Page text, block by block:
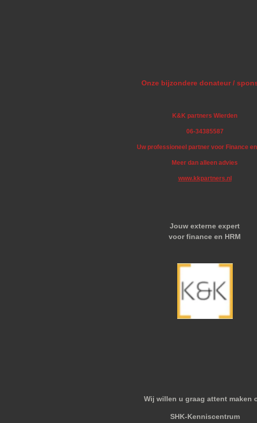
Onze bijzondere donateur /
K&K partners Wierden
06-34385587
Uw professioneel partner voor Finance en
Meer dan alleen advies
www.kkpartners.nl
Jouw externe expert
voor finance en HRM
Wij willen u graag attent maken
SHK-Kenniscentrum